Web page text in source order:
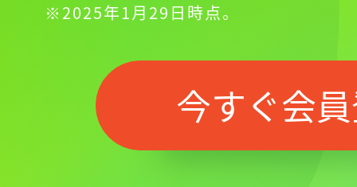
※2025年1月29日時点。
今すぐ会